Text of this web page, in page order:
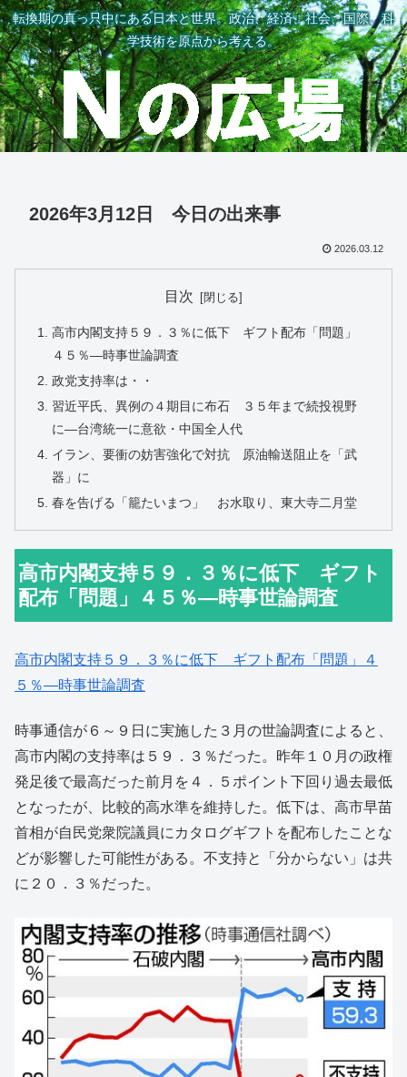
転換期の真っ只中にある日本と世界。政治、経済、社会、国際、科
学技術を原点から考える。
2026年3月12日 今日の出来事
2026.03.12
目次
高市内閣支持５９．３％に低下 ギフト配布「問題」
４５％―時事世論調査
政党支持率は・・
習近平氏、異例の４期目に布石 ３５年まで続投視野
に―台湾統一に意欲・中国全人代
イラン、要衝の妨害強化で対抗 原油輸送阻止を「武
器」に
春を告げる「籠たいまつ」 お水取り、東大寺二月堂
高市内閣支持５９．３％に低下 ギフト
配布「問題」４５％―時事世論調査
高市内閣支持５９．３％に低下 ギフト配布「問題」４
５％―時事世論調査
時事通信が６～９日に実施した３月の世論調査によると、
高市内閣の支持率は５９．３％だった。昨年１０月の政権
発足後で最高だった前月を４．５ポイント下回り過去最低
となったが、比較的高水準を維持した。低下は、高市早苗
首相が自民党衆院議員にカタログギフトを配布したことな
どが影響した可能性がある。不支持と「分からない」は共
に２０．３％だった。